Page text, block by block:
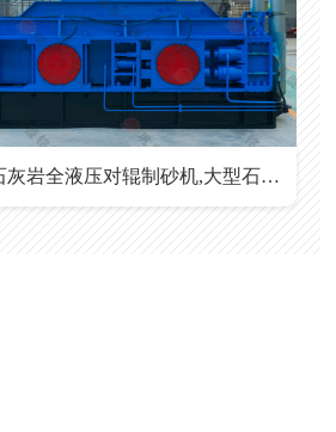
大型石灰岩全液压对辊制砂机,大型石灰岩全液压对辊制砂机价格